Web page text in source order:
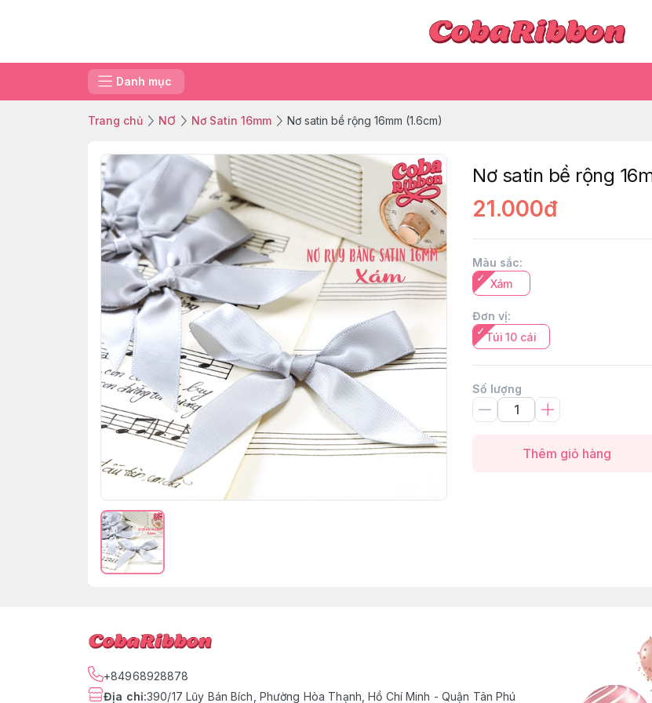
Danh mục
Trang chủ NƠ Nơ Satin 16mm Nơ satin bề rộng 16mm (1.6cm)
Nơ satin bề rộng
21.000đ
Màu sắc:
Xám
Đơn vị:
Túi 10 cái
Số lượng
Thêm giỏ hàng
+84968928878
Địa chỉ:390/17 Lũy Bán Bích, Phường Hòa Thạnh, Hồ Chí Minh - Quận Tân Phú